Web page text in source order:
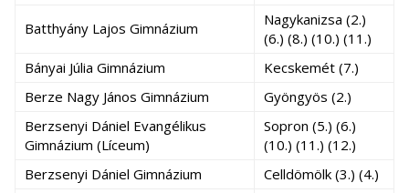
Batthyány Lajos Gimnázium
Nagykanizsa (2.)
(6.) (8.) (10.) (11.)
Bányai Júlia Gimnázium
Kecskemét (7.)
Berze Nagy János Gimnázium
Gyöngyös (2.)
Berzsenyi Dániel Evangélikus
Gimnázium (Líceum)
Sopron (5.) (6.)
(10.) (11.) (12.)
Berzsenyi Dániel Gimnázium
Celldömölk (3.) (4.)